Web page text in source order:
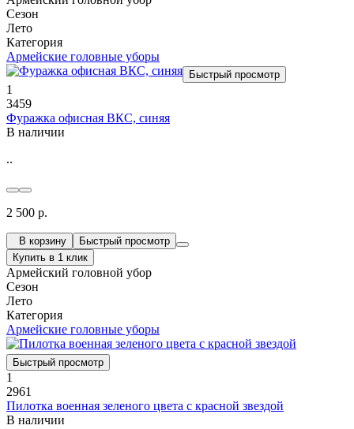
Сезон
Лето
Категория
Армейские головные уборы
Быстрый просмотр
1
3459
Фуражка офисная ВКС, синяя
В наличии
..
2 500 р.
В корзину
Быстрый просмотр
Купить в 1 клик
Армейский головной убор
Сезон
Лето
Категория
Армейские головные уборы
Быстрый просмотр
1
2961
Пилотка военная зеленого цвета с красной звездой
В наличии